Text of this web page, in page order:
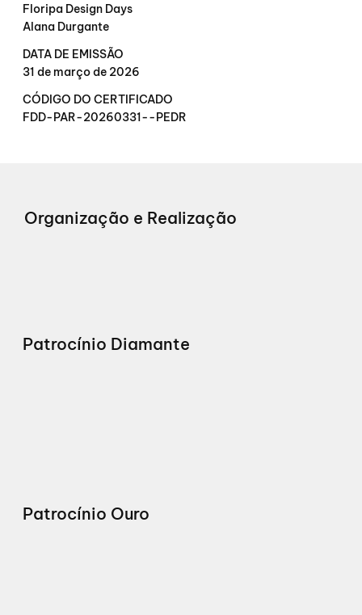
DATA DE EMISSÃO
31 de março de 2026
Floripa Design Days
Alana Durgante
CÓDIGO DO CERTIFICADO
FDD-PAR-20260331--PEDR
Organização e Realização
Patrocínio Diamante
Patrocínio Ouro